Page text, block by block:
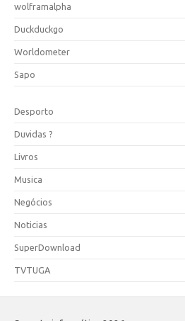
wolframalpha
Duckduckgo
Worldometer
Sapo
Desporto
Duvidas ?
Livros
Musica
Negócios
Noticias
SuperDownload
TVTUGA